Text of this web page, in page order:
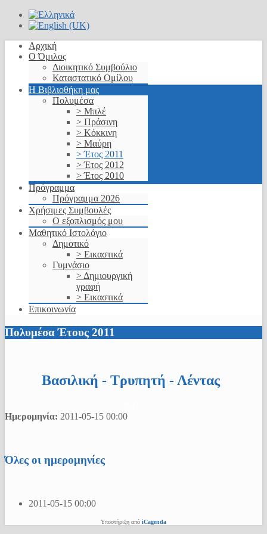
Αρχική
Ο Όμιλος
Διοικητικό Συμβούλιο
Καταστατικό Ομίλου
Η Βιβλιοθήκη μας
Πολυμέσα
> Μπλέ
> Πράσινη
> Κόκκινη
> Μαύρη
> Έτος 2011
> Έτος 2012
> Έτος 2010
Πρόγραμμα
Πρόγραμμα 2026
Χρήσιμες Συμβουλές
Ο εξοπλισμός μου
Μαθητικό Ιστολόγιο
Δημοτικό
> Εικαστικά
Γυμνάσιο
> Δημιουργική
γραφή
> Εικαστικά
Επικοινωνία
Πολυμέσα Έτους 2011
Βασιλική - Τρυπητή - Λέντας
Ημερομηνία: 2011-05-15 00:00
Όλες οι ημερομηνίες
2011-05-15 00:00
Υποστήριξη από iCagenda